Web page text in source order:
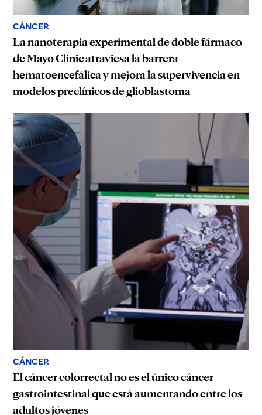
CÁNCER
La nanoterapia experimental de doble fármaco
de Mayo Clinic atraviesa la barrera
hematoencefálica y mejora la supervivencia en
modelos preclínicos de glioblastoma
CÁNCER
El cáncer colorrectal no es el único cáncer
gastrointestinal que está aumentando entre los
adultos jóvenes